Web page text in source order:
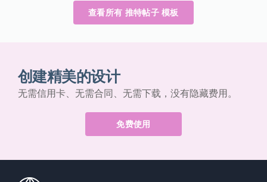
查看所有 推特帖子 模板
创建精美的设计
无需信用卡、无需合同、无需下载，没有隐藏费用。
免费使用